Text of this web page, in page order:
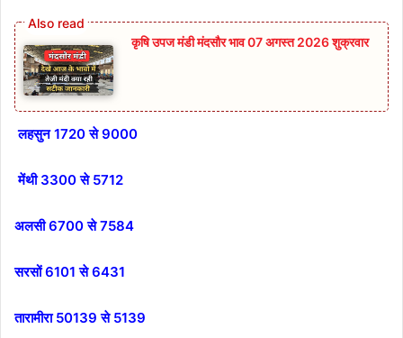
कृषि उपज मंडी मंदसौर भाव 07 अगस्त 2026 शुक्रवार
लहसुन 1720 से 9000
मेंथी 3300 से 5712
अलसी 6700 से 7584
सरसों 6101 से 6431
तारामीरा 50139 से 5139